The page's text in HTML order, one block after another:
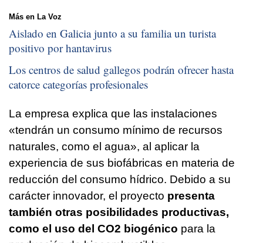
Más en La Voz
Aislado en Galicia junto a su familia un turista
positivo por hantavirus
Los centros de salud gallegos podrán ofrecer hasta
catorce categorías profesionales
La empresa explica que las instalaciones
«tendrán un consumo mínimo de recursos
naturales, como el agua», al aplicar la
experiencia de sus biofábricas en materia de
reducción del consumo hídrico. Debido a su
carácter innovador, el proyecto presenta
también otras posibilidades productivas,
como el uso del CO2 biogénico para la